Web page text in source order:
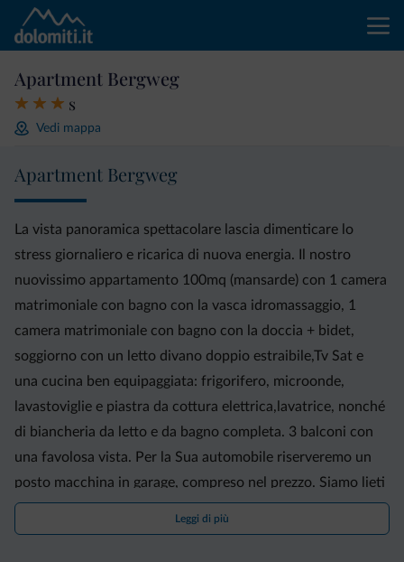
Apartment Bergweg
s
Vedi mappa
Apartment Bergweg
La vista panoramica spettacolare lascia dimenticare lo
stress giornaliero e ricarica di nuova energia. Il nostro
nuovissimo appartamento 100mq (mansarde) con 1 camera
matrimoniale con bagno con la vasca idromassaggio, 1
camera matrimoniale con bagno con la doccia + bidet,
soggiorno con un letto divano doppio estraibile,Tv Sat e
una cucina ben equipaggiata: frigorifero, microonde,
lavastoviglie e piastra da cottura elettrica,lavatrice, nonché
di biancheria da letto e da bagno completa. 3 balconi con
una favolosa vista. Per la Sua automobile riserveremo un
posto macchina in garage, compreso nel prezzo. Siamo lieti
di una VS. visita!
Leggi di più